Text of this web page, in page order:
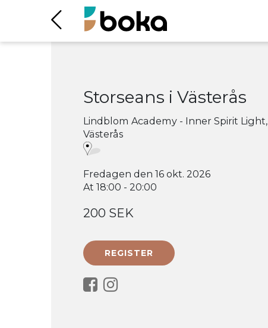
Storseans i Västerås
Lindblom Academy - Inner Spirit Light,
Västerås
Fredagen den 16 okt. 2026
At 18:00 - 20:00
200 SEK